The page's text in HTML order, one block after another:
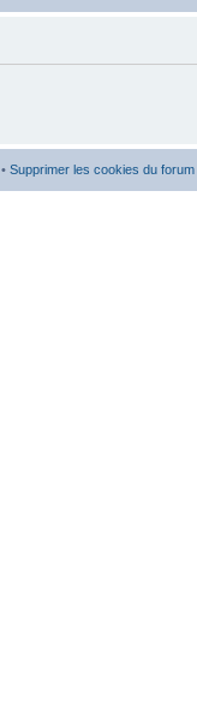
• Supprimer les cookies du forum